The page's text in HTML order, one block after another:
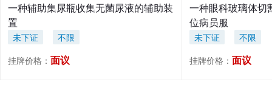
一种辅助集尿瓶收集无菌尿液的辅助装
置
未下证
不限
挂牌价格： 面议
一种眼科玻璃体切
位病员服
未下证
不限
挂牌价格： 面议